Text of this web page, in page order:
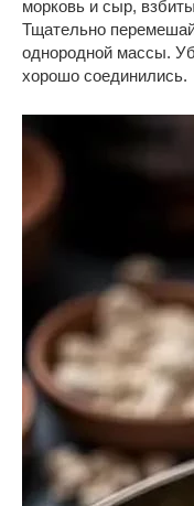
морковь и сыр,
Тщательно
однородной массы.
хорошо соединились.